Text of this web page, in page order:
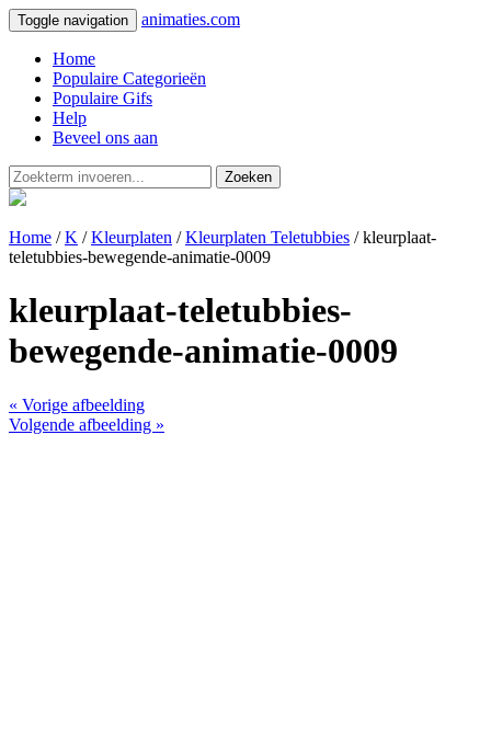
Toggle navigation animaties.com
Home
Populaire Categorieën
Populaire Gifs
Help
Beveel ons aan
Zoeken
Home /K /Kleurplaten /Kleurplaten Teletubbies / kleurplaat-
teletubbies-bewegende-animatie-0009
kleurplaat-teletubbies-
bewegende-animatie-0009
« Vorige afbeelding
Volgende afbeelding »